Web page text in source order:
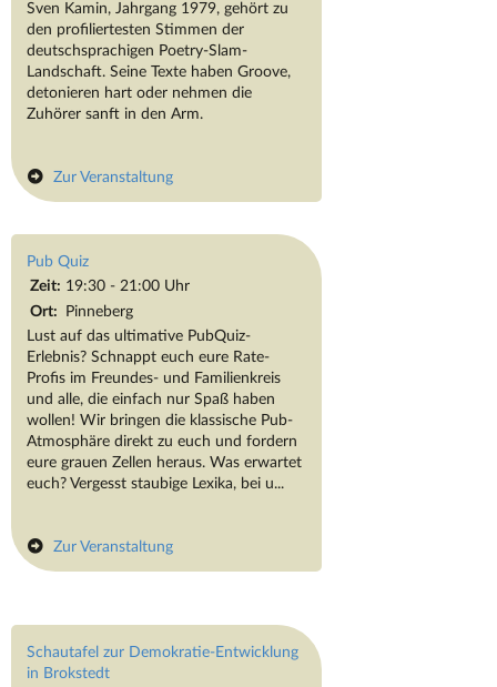
Sven Kamin, Jahrgang 1979, gehört zu
den profiliertesten Stimmen der
deutschsprachigen Poetry-Slam-
Landschaft. Seine Texte haben Groove,
detonieren hart oder nehmen die
Zuhörer sanft in den Arm.
Zur Veranstaltung
Pub Quiz
Zeit: 19:30 - 21:00 Uhr
Ort: Pinneberg
Lust auf das ultimative PubQuiz-
Erlebnis? Schnappt euch eure Rate-
Profis im Freundes- und Familienkreis
und alle, die einfach nur Spaß haben
wollen! Wir bringen die klassische Pub-
Atmosphäre direkt zu euch und fordern
eure grauen Zellen heraus. Was erwartet
euch? Vergesst staubige Lexika, bei u...
Zur Veranstaltung
Schautafel zur Demokratie-Entwicklung
in Brokstedt